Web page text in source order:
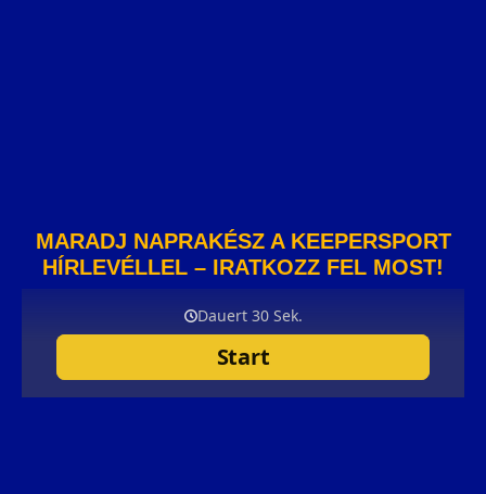
MARADJ NAPRAKÉSZ A KEEPERSPORT
HÍRLEVÉLLEL – IRATKOZZ FEL MOST!